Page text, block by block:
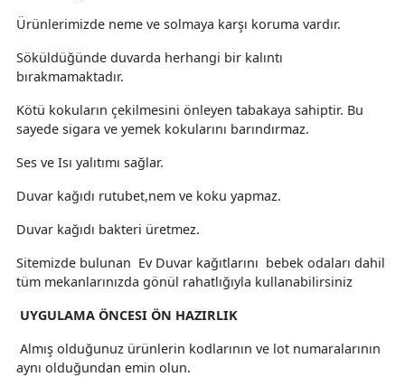
Ürünlerimizde neme ve solmaya karşı koruma vardır.
Söküldüğünde duvarda herhangi bir kalıntı
bırakmamaktadır.
Kötü kokuların çekilmesini önleyen tabakaya sahiptir. Bu
sayede sigara ve yemek kokularını barındırmaz.
Ses ve Isı yalıtımı sağlar.
Duvar kağıdı rutubet,nem ve koku yapmaz.
Duvar kağıdı bakteri üretmez.
Sitemizde bulunan Ev Duvar kağıtlarını bebek odaları dahil
tüm mekanlarınızda gönül rahatlığıyla kullanabilirsiniz
UYGULAMA ÖNCESI ÖN HAZIRLIK
Almış olduğunuz ürünlerin kodlarının ve lot numaralarının
aynı olduğundan emin olun.